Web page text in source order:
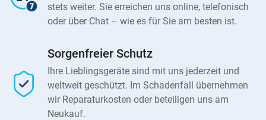
stets weiter. Sie erreichen uns online, telefonisch
oder über Chat – wie es für Sie am besten ist.
Sorgenfreier Schutz
Ihre Lieblingsgeräte sind mit uns jederzeit und
weltweit geschützt. Im Schadenfall übernehmen
wir Reparaturkosten oder beteiligen uns am
Neukauf.